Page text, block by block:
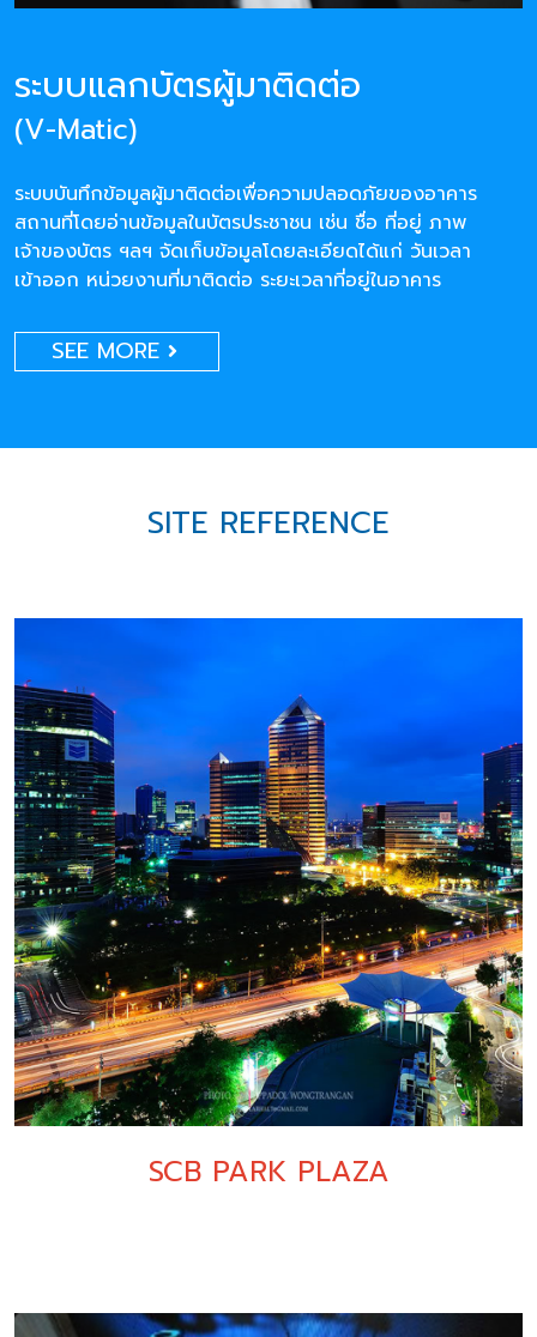
ระบบแลกบัตรผู้มาติดต่อ
(V-Matic)
ระบบบันทึกข้อมูลผู้มาติดต่อเพื่อความปลอดภัยของอาคาร
สถานที่โดยอ่านข้อมูลในบัตรประชาชน เช่น ชื่อ ที่อยู่ ภาพ
เจ้าของบัตร ฯลฯ จัดเก็บข้อมูลโดยละเอียดได้แก่ วันเวลา
เข้าออก หน่วยงานที่มาติดต่อ ระยะเวลาที่อยู่ในอาคาร
SEE MORE
SITE REFERENCE
SCB PARK PLAZA